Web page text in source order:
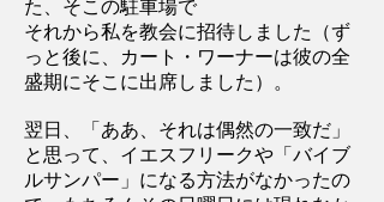
た、そこの駐車場で
それから私を教会に招待しました（ず
っと後に、カート・ワーナーは彼の全
盛期にそこに出席しました）。
翌日、「ああ、それは偶然の一致だ」
と思って、イエスフリークや「バイブ
ルサンパー」になる方法がなかったの